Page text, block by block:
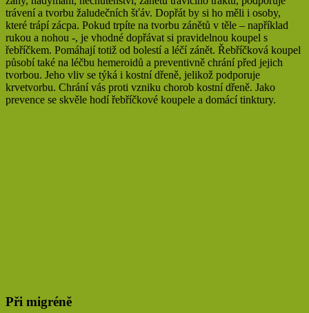
trávení a tvorbu žaludečních šťáv. Dopřát by si ho měli i osoby,
které trápí zácpa. Pokud trpíte na tvorbu zánětů v těle – například
rukou a nohou -, je vhodné dopřávat si pravidelnou koupel s
řebříčkem. Pomáhají totiž od bolestí a léčí zánět. Řebříčková koupel
působí také na léčbu hemeroidů a preventivně chrání před jejich
tvorbou. Jeho vliv se týká i kostní dřeně, jelikož podporuje
krvetvorbu. Chrání vás proti vzniku chorob kostní dřeně. Jako
prevence se skvěle hodí řebříčkové koupele a domácí tinktury.
Při migréně